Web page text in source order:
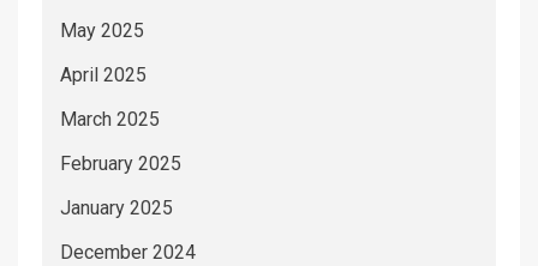
May 2025
April 2025
March 2025
February 2025
January 2025
December 2024